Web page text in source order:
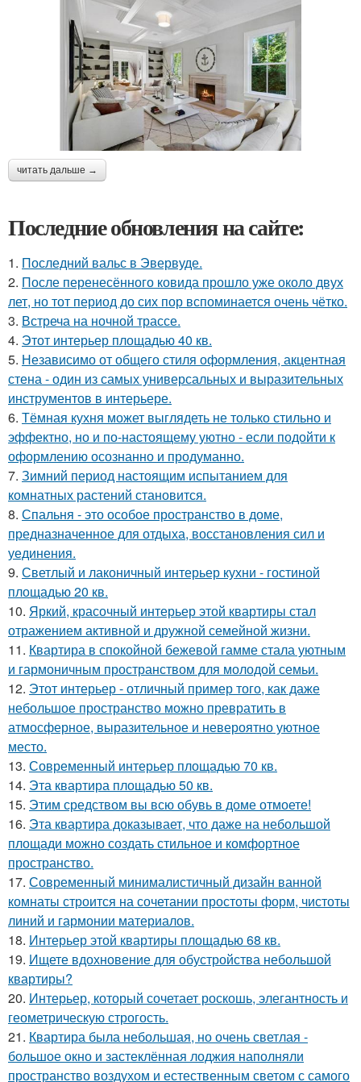
читать дальше →
Последние обновления на сайте:
1. Последний вальс в Эвервуде.
2. После перенесённого ковида прошло уже около двух
лет, но тот период до сих пор вспоминается очень чётко.
3. Встреча на ночной трассе.
4. Этот интерьер площадью 40 кв.
5. Независимо от общего стиля оформления, акцентная
стена - один из самых универсальных и выразительных
инструментов в интерьере.
6. Тёмная кухня может выглядеть не только стильно и
эффектно, но и по-настоящему уютно - если подойти к
оформлению осознанно и продуманно.
7. Зимний период настоящим испытанием для
комнатных растений становится.
8. Спальня - это особое пространство в доме,
предназначенное для отдыха, восстановления сил и
уединения.
9. Светлый и лаконичный интерьер кухни - гостиной
площадью 20 кв.
10. Яркий, красочный интерьер этой квартиры стал
отражением активной и дружной семейной жизни.
11. Квартира в спокойной бежевой гамме стала уютным
и гармоничным пространством для молодой семьи.
12. Этот интерьер - отличный пример того, как даже
небольшое пространство можно превратить в
атмосферное, выразительное и невероятно уютное
место.
13. Современный интерьер площадью 70 кв.
14. Эта квартира площадью 50 кв.
15. Этим средством вы всю обувь в доме отмоете!
16. Эта квартира доказывает, что даже на небольшой
площади можно создать стильное и комфортное
пространство.
17. Современный минималистичный дизайн ванной
комнаты строится на сочетании простоты форм, чистоты
линий и гармонии материалов.
18. Интерьер этой квартиры площадью 68 кв.
19. Ищете вдохновение для обустройства небольшой
квартиры?
20. Интерьер, который сочетает роскошь, элегантность и
геометрическую строгость.
21. Квартира была небольшая, но очень светлая -
большое окно и застеклённая лоджия наполняли
пространство воздухом и естественным светом с самого